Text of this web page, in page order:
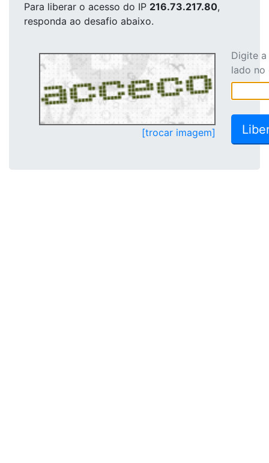
Para liberar o acesso do IP 216.73.217.80,
responda ao desafio abaixo.
[trocar imagem]
Digite
lado no